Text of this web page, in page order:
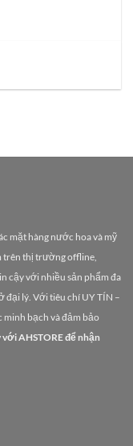
mặt hàng nước hoa và mỹ
trên thị trường offline,
cậy với nhiều sản phẩm đa
đại lý. Với tiêu chí UY TÍN –
bạch và đảm bảo
với AHSTORE để nhận